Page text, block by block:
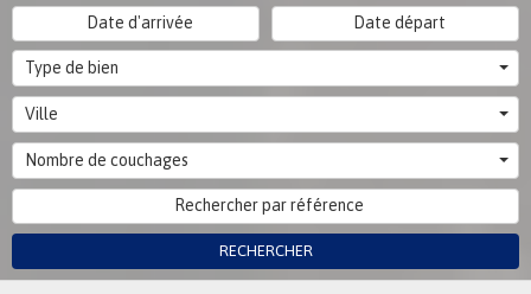
Type de bien
Ville
Nombre de couchages
RECHERCHER